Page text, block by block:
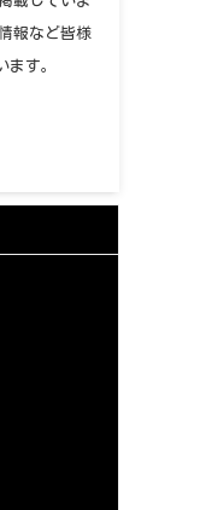
報など皆様
ます。